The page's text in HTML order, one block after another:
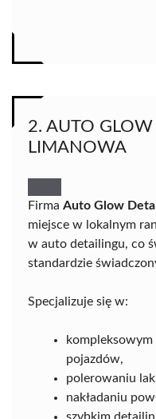
2. AUTO
LIMANOWA
Firma Auto Glow
miejsce w lokalnym
w auto detailingu, co
standardzie
Specjalizuje się w:
pojazdów,
polerowaniu
nakładaniu